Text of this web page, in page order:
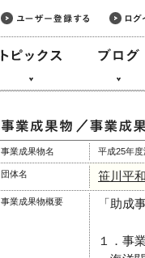
事業成果物名 平成25年
団体名 笹川平
事業成果物概要 「助成
１．事